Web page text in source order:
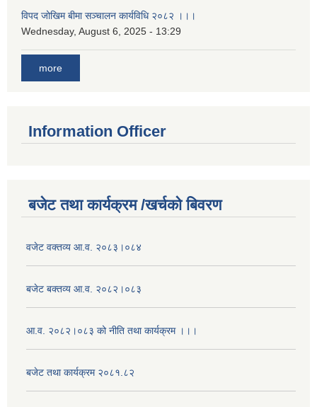
विपद जोखिम बीमा सञ्चालन कार्यविधि २०८२ ।।।
Wednesday, August 6, 2025 - 13:29
more
Information Officer
बजेट तथा कार्यक्रम /खर्चको बिवरण
वजेट वक्तव्य आ.व. २०८३।०८४
बजेट बक्तव्य आ.व. २०८२।०८३
आ.व. २०८२।०८३ को नीति तथा कार्यक्रम ।।।
बजेट तथा कार्यक्रम २०८१.८२